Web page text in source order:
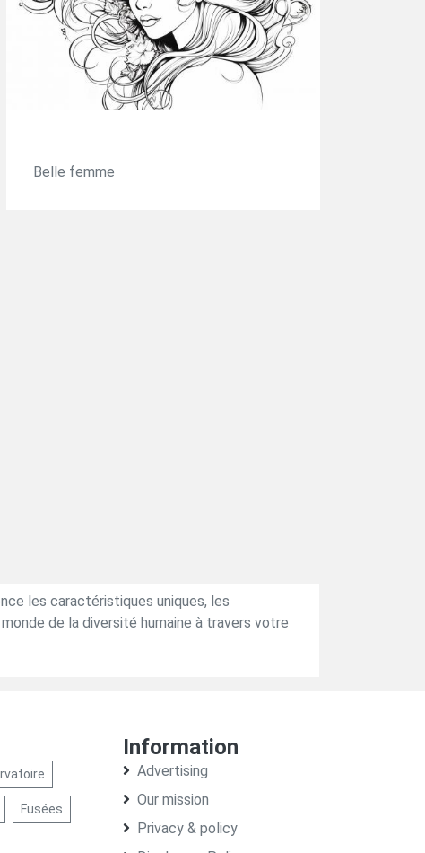
Belle femme
les caractéristiques uniques, les
de la diversité humaine à travers votre
Fusées
Information
Advertising
Our mission
Privacy & policy